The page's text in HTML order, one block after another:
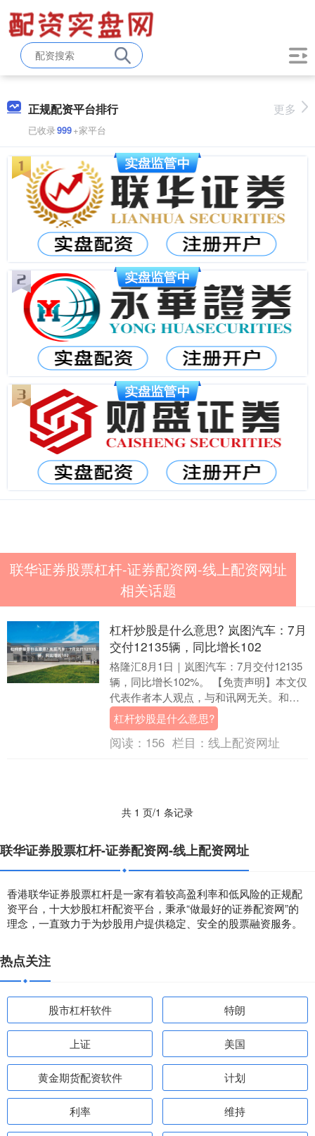
正规配资平台排行
已收录999+家平台
更多
联华证券股票杠杆-证券配资网-线上配资网址
相关话题
杠杆炒股是什么意思? 岚图汽车：7月
交付12135辆，同比增长102
格隆汇8月1日｜岚图汽车：7月交付12135
辆，同比增长102%。 【免责声明】本文仅
代表作者本人观点，与和讯网无关。和讯
网站对文中陈述、观点判断保持中立，不
对....
杠杆炒股是什么意思?
阅读： 156 栏目： 线上配资网址
共 1 页/1 条记录
联华证券股票杠杆-证券配资网-线上配资网址
香港联华证券股票杠杆是一家有着较高盈利率和低风险的正规配
资平台，十大炒股杠杆配资平台，秉承“做最好的证券配资网”的
理念，一直致力于为炒股用户提供稳定、安全的股票融资服务。
热点关注
股市杠杆软件 特朗
上证 美国
黄金期货配资软件 计划
利率 维持